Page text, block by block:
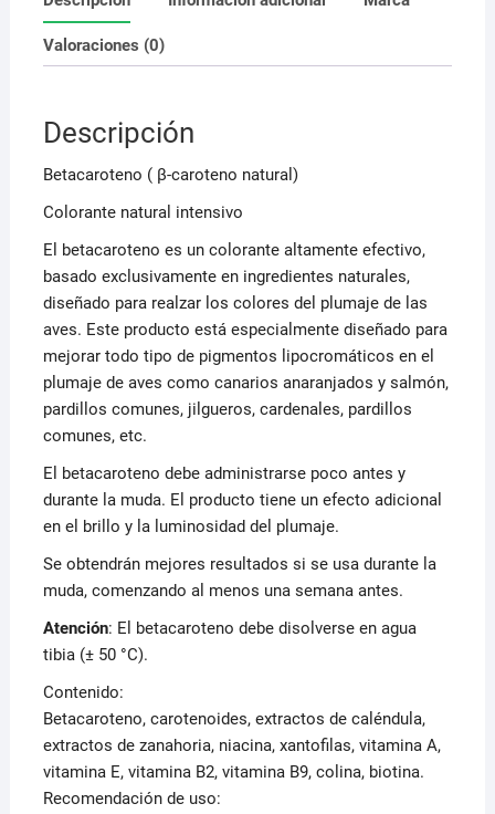
Valoraciones (0)
Descripción
Betacaroteno ( β-caroteno natural)
Colorante natural intensivo
El betacaroteno es un colorante altamente efectivo,
basado exclusivamente en ingredientes naturales,
diseñado para realzar los colores del plumaje de las
aves. Este producto está especialmente diseñado para
mejorar todo tipo de pigmentos lipocromáticos en el
plumaje de aves como canarios anaranjados y salmón,
pardillos comunes, jilgueros, cardenales, pardillos
comunes, etc.
El betacaroteno debe administrarse poco antes y
durante la muda. El producto tiene un efecto adicional
en el brillo y la luminosidad del plumaje.
Se obtendrán mejores resultados si se usa durante la
muda, comenzando al menos una semana antes.
Atención: El betacaroteno debe disolverse en agua
tibia (± 50 °C).
Contenido:
Betacaroteno, carotenoides, extractos de caléndula,
extractos de zanahoria, niacina, xantofilas, vitamina A,
vitamina E, vitamina B2, vitamina B9, colina, biotina.
Recomendación de uso: